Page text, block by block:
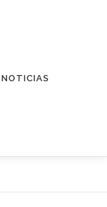
NOTICIAS